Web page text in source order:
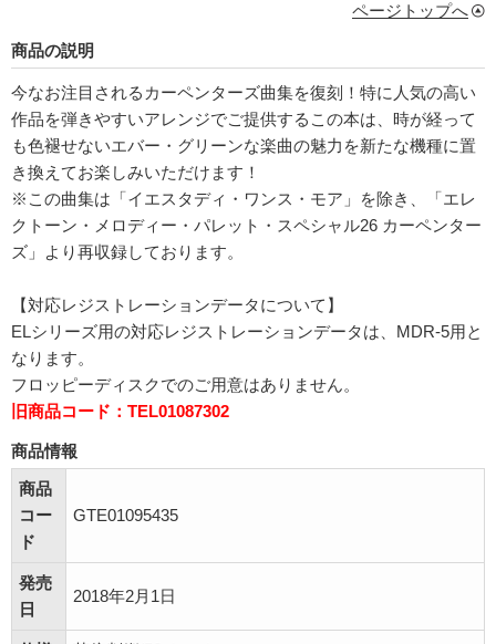
ページトップへ
商品の説明
今なお注目されるカーペンターズ曲集を復刻！特に人気の高い
作品を弾きやすいアレンジでご提供するこの本は、時が経って
も色褪せないエバー・グリーンな楽曲の魅力を新たな機種に置
き換えてお楽しみいただけます！
※この曲集は「イエスタディ・ワンス・モア」を除き、「エレ
クトーン・メロディー・パレット・スペシャル26 カーペンター
ズ」より再収録しております。
【対応レジストレーションデータについて】
ELシリーズ用の対応レジストレーションデータは、MDR-5用と
なります。
フロッピーディスクでのご用意はありません。
旧商品コード：TEL01087302
商品情報
商品
コー
ド
GTE01095435
発売
日
2018年2月1日